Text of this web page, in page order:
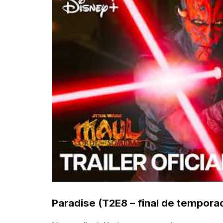
Paradise (T2E8 – final de